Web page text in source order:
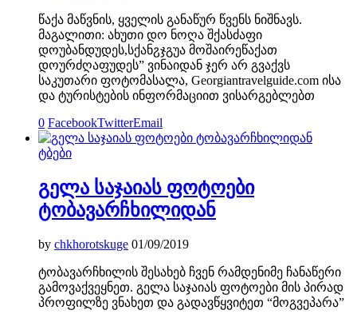
წაქა მაწვნის, ყველის განაწურ წვენს ნიშნავს.
მაგალითი: ახუთი დო ნოღა შქასძაფი
დოუბანდუდეს,სქანჷჯგუა მოშაირეწაქათ
დოურძღაფუდეს” ვინაიდან ჯერ არ გვაქვს
საკუთარი ფოტომასალა, Georgiantravelguide.com ისა
და ტურისტების ინფორმაციით ვისარგებლებთ
0 FacebookTwitterEmail
ტბები
გელა საჯაიას ფოტოები
ტობავარჩხილიდან
by chkhorotskuge 01/09/2019
ტობავარჩხილის შესახებ ჩვენ რამდენიმე ჩანაწერი
გამოვაქვეყნეთ. გელა საჯაიას ფოტოები მის პირად
პროფილზე ვნახეთ და გადავწყვიტეთ “მოგვეპარა”